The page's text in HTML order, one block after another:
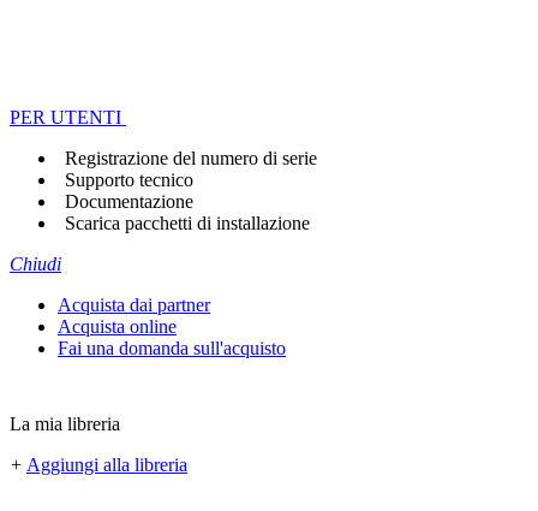
PER UTENTI
Registrazione del numero di serie
Supporto tecnico
Documentazione
Scarica pacchetti di installazione
Chiudi
Acquista dai partner
Acquista online
Fai una domanda sull'acquisto
La mia libreria
+ Aggiungi alla libreria